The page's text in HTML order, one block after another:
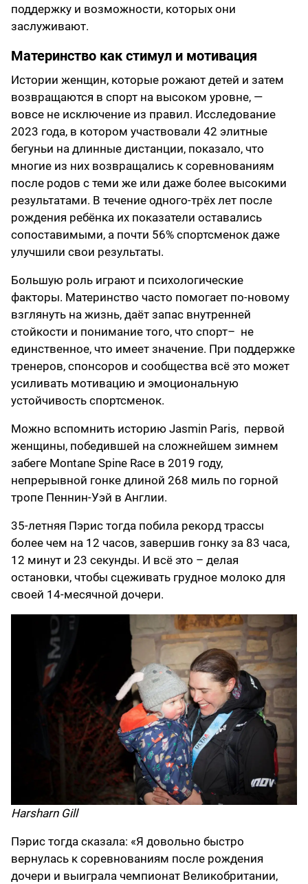
поддержку и возможности, которых они
заслуживают.
Материнство как стимул и мотивация
Истории женщин, которые рожают детей и затем
возвращаются в спорт на высоком уровне, —
вовсе не исключение из правил. Исследование
2023 года, в котором участвовали 42 элитные
бегуньи на длинные дистанции, показало, что
многие из них возвращались к соревнованиям
после родов с теми же или даже более высокими
результатами. В течение одного-трёх лет после
рождения ребёнка их показатели оставались
сопоставимыми, а почти 56% спортсменок даже
улучшили свои результаты.
Большую роль играют и психологические
факторы. Материнство часто помогает по-новому
взглянуть на жизнь, даёт запас внутренней
стойкости и понимание того, что спорт– не
единственное, что имеет значение. При поддержке
тренеров, спонсоров и сообщества всё это может
усиливать мотивацию и эмоциональную
устойчивость спортсменок.
Можно вспомнить историю Jasmin Paris, первой
женщины, победившей на сложнейшем зимнем
забеге Montane Spine Race в 2019 году,
непрерывной гонке длиной 268 миль по горной
тропе Пеннин-Уэй в Англии.
35-летняя Пэрис тогда побила рекорд трассы
более чем на 12 часов, завершив гонку за 83 часа,
12 минут и 23 секунды. И всё это – делая
остановки, чтобы сцеживать грудное молоко для
своей 14-месячной дочери.
Harsharn Gill
Пэрис тогда сказала: «Я довольно быстро
вернулась к соревнованиям после рождения
дочери и выиграла чемпионат Великобритании,